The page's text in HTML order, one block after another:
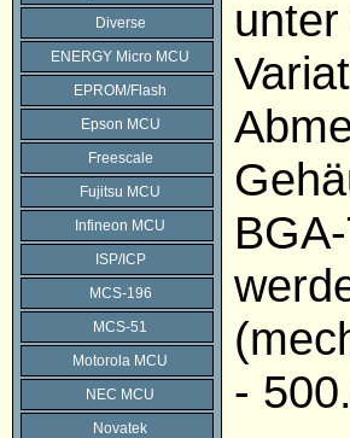
Diverse
ENERGY Micro MCU
EPROM/Flash
Epson MCU
Freescale
Fujitsu MCU
Infineon MCU
ISP/ICP
MCS-196
MCS-51
Motorola MCU
NEC MCU
Novatek
-